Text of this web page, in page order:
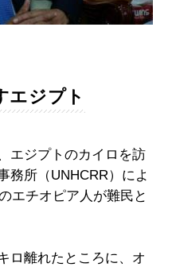
エジプト
エジプトのカイロを訪
務所（UNHCRR）によ
エチオピア人が難民と
ロ離れたところに、オ